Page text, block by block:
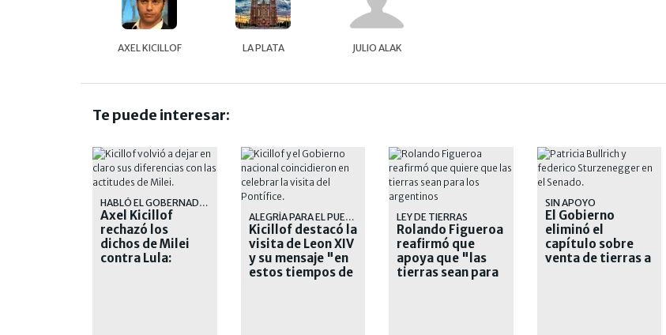
AXEL KICILLOF LA PLATA JULIO ALAK
Te puede interesar:
HABLÓ EL GOBERNADOR
Axel Kicillof
rechazó los
dichos de Milei
contra Lula:
ALEGRÍA PARA EL PUEBLO
Kicillof destacó la
visita de Leon XIV
y su mensaje "en
estos tiempos de
LEY DE TIERRAS
Rolando Figueroa
reafirmó que
apoya que "las
tierras sean para
SIN APOYO
El Gobierno
eliminó el
capítulo sobre
venta de tierras a